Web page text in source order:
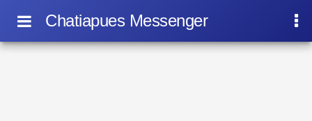
Chatiapues Messenger